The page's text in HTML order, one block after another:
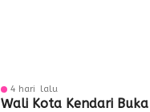
4 hari lalu
Wali Kota Kendari Buka